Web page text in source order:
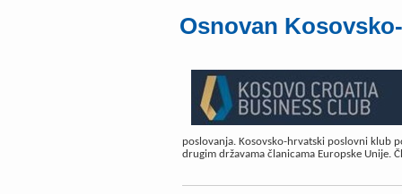
Osnovan
poslovanja. Kosovsko-hrvatski poslovni klub
drugim državama članicama Europske Unije.